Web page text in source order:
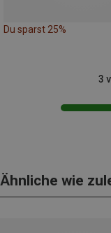
Du sparst 25%
3
Ähnliche wie